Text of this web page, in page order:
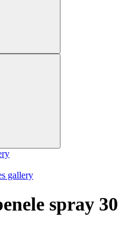
gallery
spray 30